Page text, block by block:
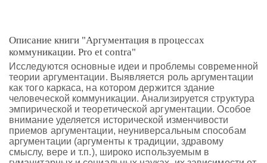
Описание книги "Аргументация в процессах
коммуникации. Pro et contra"
Исследуются основные идеи и проблемы современной
теории аргументации. Выявляется роль аргументации
как того каркаса, на котором держится здание
человеческой коммуникации. Анализируется структура
эмпирической и теоретической аргументации. Особое
внимание уделяется исторической изменчивости
приемов аргументации, неуниверсальным способам
аргументации (аргументы к традиции, здравому
смыслу, вере и т.п.), широко используемым в